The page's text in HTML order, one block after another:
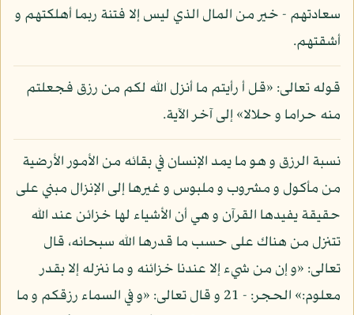
سعادتهم - خير من المال الذي ليس إلا فتنة ربما أهلكتهم و
أشقتهم.
قوله تعالى: «قل أ رأيتم ما أنزل الله لكم من رزق فجعلتم
منه حراما و حلالا» إلى آخر الآية.
نسبة الرزق و هو ما يمد الإنسان في بقائه من الأمور الأرضية
من مأكول و مشروب و ملبوس و غيرها إلى الإنزال مبني على
حقيقة يفيدها القرآن و هي أن الأشياء لها خزائن عند الله
تتنزل من هناك على حسب ما قدرها الله سبحانه، قال
تعالى: «و إن من شيء إلا عندنا خزائنه و ما ننزله إلا بقدر
معلوم:» الحجر: - 21 و قال تعالى: «و في السماء رزقكم و ما